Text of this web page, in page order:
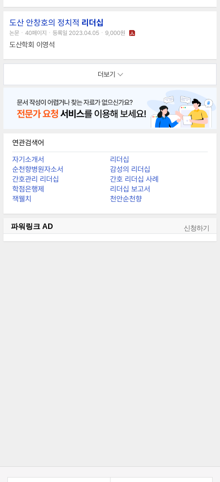
도산 안창호의 정치적 리더십
논문ㆍ40페이지ㆍ등록일 2023.04.05ㆍ9,000원
도산학회 이영석
더보기
연관검색어
자기소개서
리더십
순천향병원자소서
감성의 리더십
간호관리 리더십
간호 리더십 사례
학점은행제
리더십 보고서
잭웰치
천안순천향
파워링크 AD 신청하기